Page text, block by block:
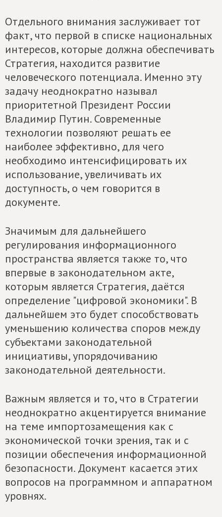
Отдельного внимания заслуживает тот
факт, что первой в списке национальных
интересов, которые должна обеспечивать
Стратегия, находится развитие
человеческого потенциала. Именно эту
задачу неоднократно называл
приоритетной Президент России
Владимир Путин. Современные
технологии позволяют решать ее
наиболее эффективно, для чего
необходимо интенсифицировать их
использование, увеличивать их
доступность, о чем говорится в
документе.
Значимым для дальнейшего
регулирования информационного
пространства является также то, что
впервые в законодательном акте,
которым является Стратегия, даётся
определение "цифровой экономики". В
дальнейшем это будет способствовать
уменьшению количества споров между
субъектами законодательной
инициативы, упорядочиванию
законодательной деятельности.
Важным является и то, что в Стратегии
неоднократно акцентируется внимание
на теме импортозамещения как с
экономической точки зрения, так и с
позиции обеспечения информационной
безопасности. Документ касается этих
вопросов на программном и аппаратном
уровнях.